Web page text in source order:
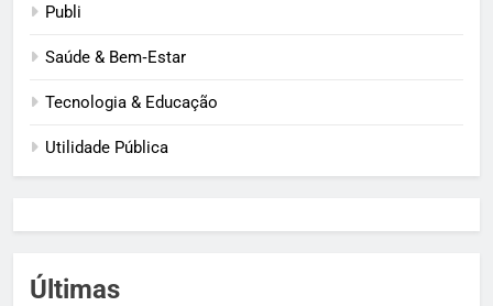
Publi
Saúde & Bem‑Estar
Tecnologia & Educação
Utilidade Pública
Últimas